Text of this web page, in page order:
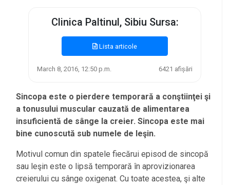
Clinica Paltinul, Sibiu Sursa:
Lista articole
March 8, 2016, 12:50 p.m. 6421 afișări
Sincopa este o pierdere temporară a conştiinţei şi
a tonusului muscular cauzată de alimentarea
insuficientă de sânge la creier. Sincopa este mai
bine cunoscută sub numele de leşin.
Motivul comun din spatele fiecărui episod de sincopă
sau leşin este o lipsă temporară în aprovizionarea
creierului cu sânge oxigenat. Cu toate acestea, şi alte